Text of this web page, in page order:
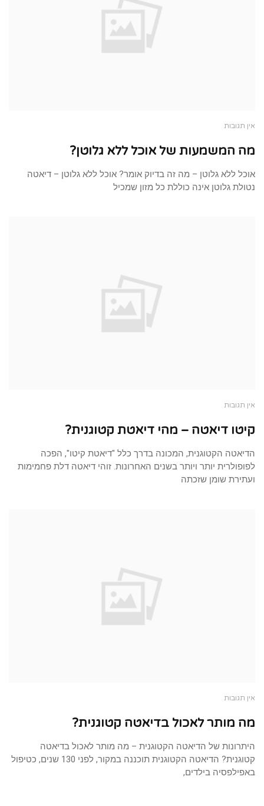
אין תגובות
מה המשמעות של אוכל ללא גלוטן?
אוכל ללא גלוטן – מה זה בדיוק אומר? אוכל ללא גלוטן – דיאטה
נטולת גלוטן אינה כוללת כל מזון שמכיל
אין תגובות
קיטו דיאטה – מהי דיאטת קטוגנית?
הדיאטה הקטוגנית, המכונה בדרך כלל "דיאטת קיטו", הפכה
לפופולרית יותר ויותר בשנים האחרונות. זוהי דיאטה דלת פחמימות
ועתירת שומן שזכתה
אין תגובות
מה מותר לאכול בדיאטה קטוגנית?
היתרונות של הדיאטה הקטוגנית – מה מותר לאכול בדיאטה
קטוגנית? הדיאטה הקטוגנית תוכננה במקור, לפני 130 שנים, כטיפול
באפילפסיה בילדים,